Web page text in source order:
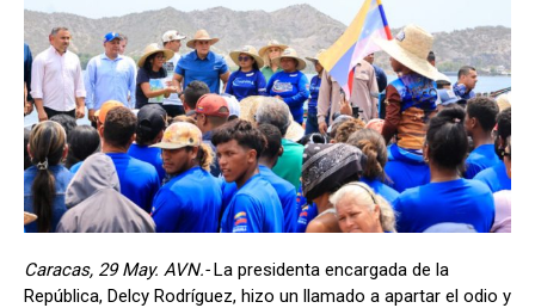
Caracas, 29 May. AVN.-La presidenta encargada de la
República, Delcy Rodríguez, hizo un llamado a apartar el odio y